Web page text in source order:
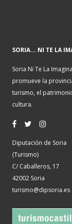
SORIA... NI TE LA
Soria Ni Te La
promueve la
turismo, el
cultura.
Diputación de Soria
(Turismo)
C/ Caballeros, 17
42002 Soria
turismo@dipsoria.es